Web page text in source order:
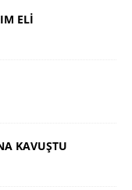
ELİ
KAVUŞTU